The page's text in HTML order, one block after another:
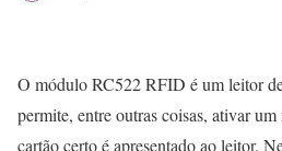
O módulo RC522 RFID é um leitor
permite, entre outras coisas, ativar
cartão certo é apresentado ao leitor.